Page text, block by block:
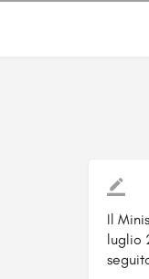
Il
luglio